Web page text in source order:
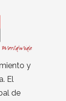
y
El
de